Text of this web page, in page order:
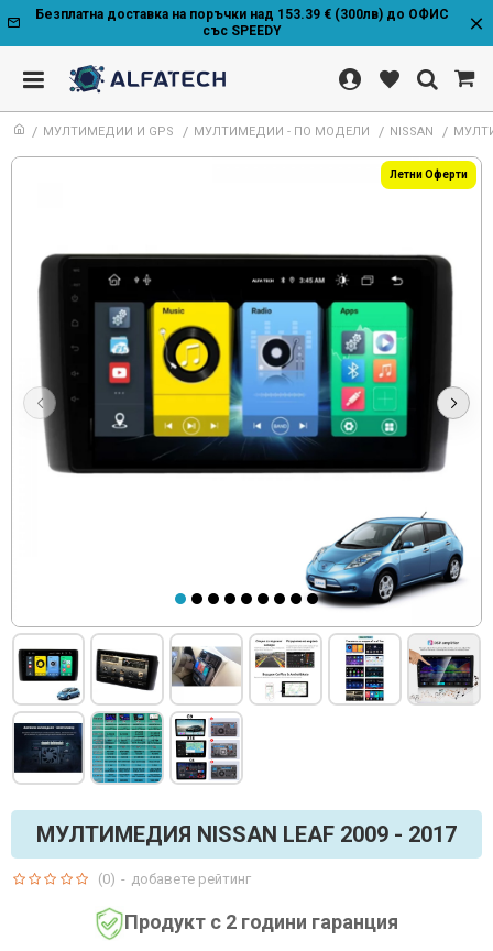
Безплатна доставка на поръчки над 153.39 € (300лв) до ОФИС
със SPEEDY
МУЛТИМЕДИИ И GPS МУЛТИМЕДИИ - ПО МОДЕЛИ NISSAN
Летни Оферти
МУЛТИМЕДИЯ NISSAN LEAF 2009 - 2017
Продукт с 2 години гаранция
(0) - добавете рейтинг